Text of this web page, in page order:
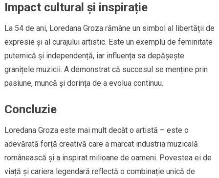
Impact cultural și inspirație
La 54 de ani, Loredana Groza rămâne un simbol al libertății de
expresie și al curajului artistic. Este un exemplu de feminitate
puternică și independență, iar influența sa depășește
granițele muzicii. A demonstrat că succesul se menține prin
pasiune, muncă și dorința de a evolua continuu.
Concluzie
Loredana Groza este mai mult decât o artistă – este o
adevărată forță creativă care a marcat industria muzicală
românească și a inspirat milioane de oameni. Povestea ei de
viață și cariera legendară reflectă o combinație unică de